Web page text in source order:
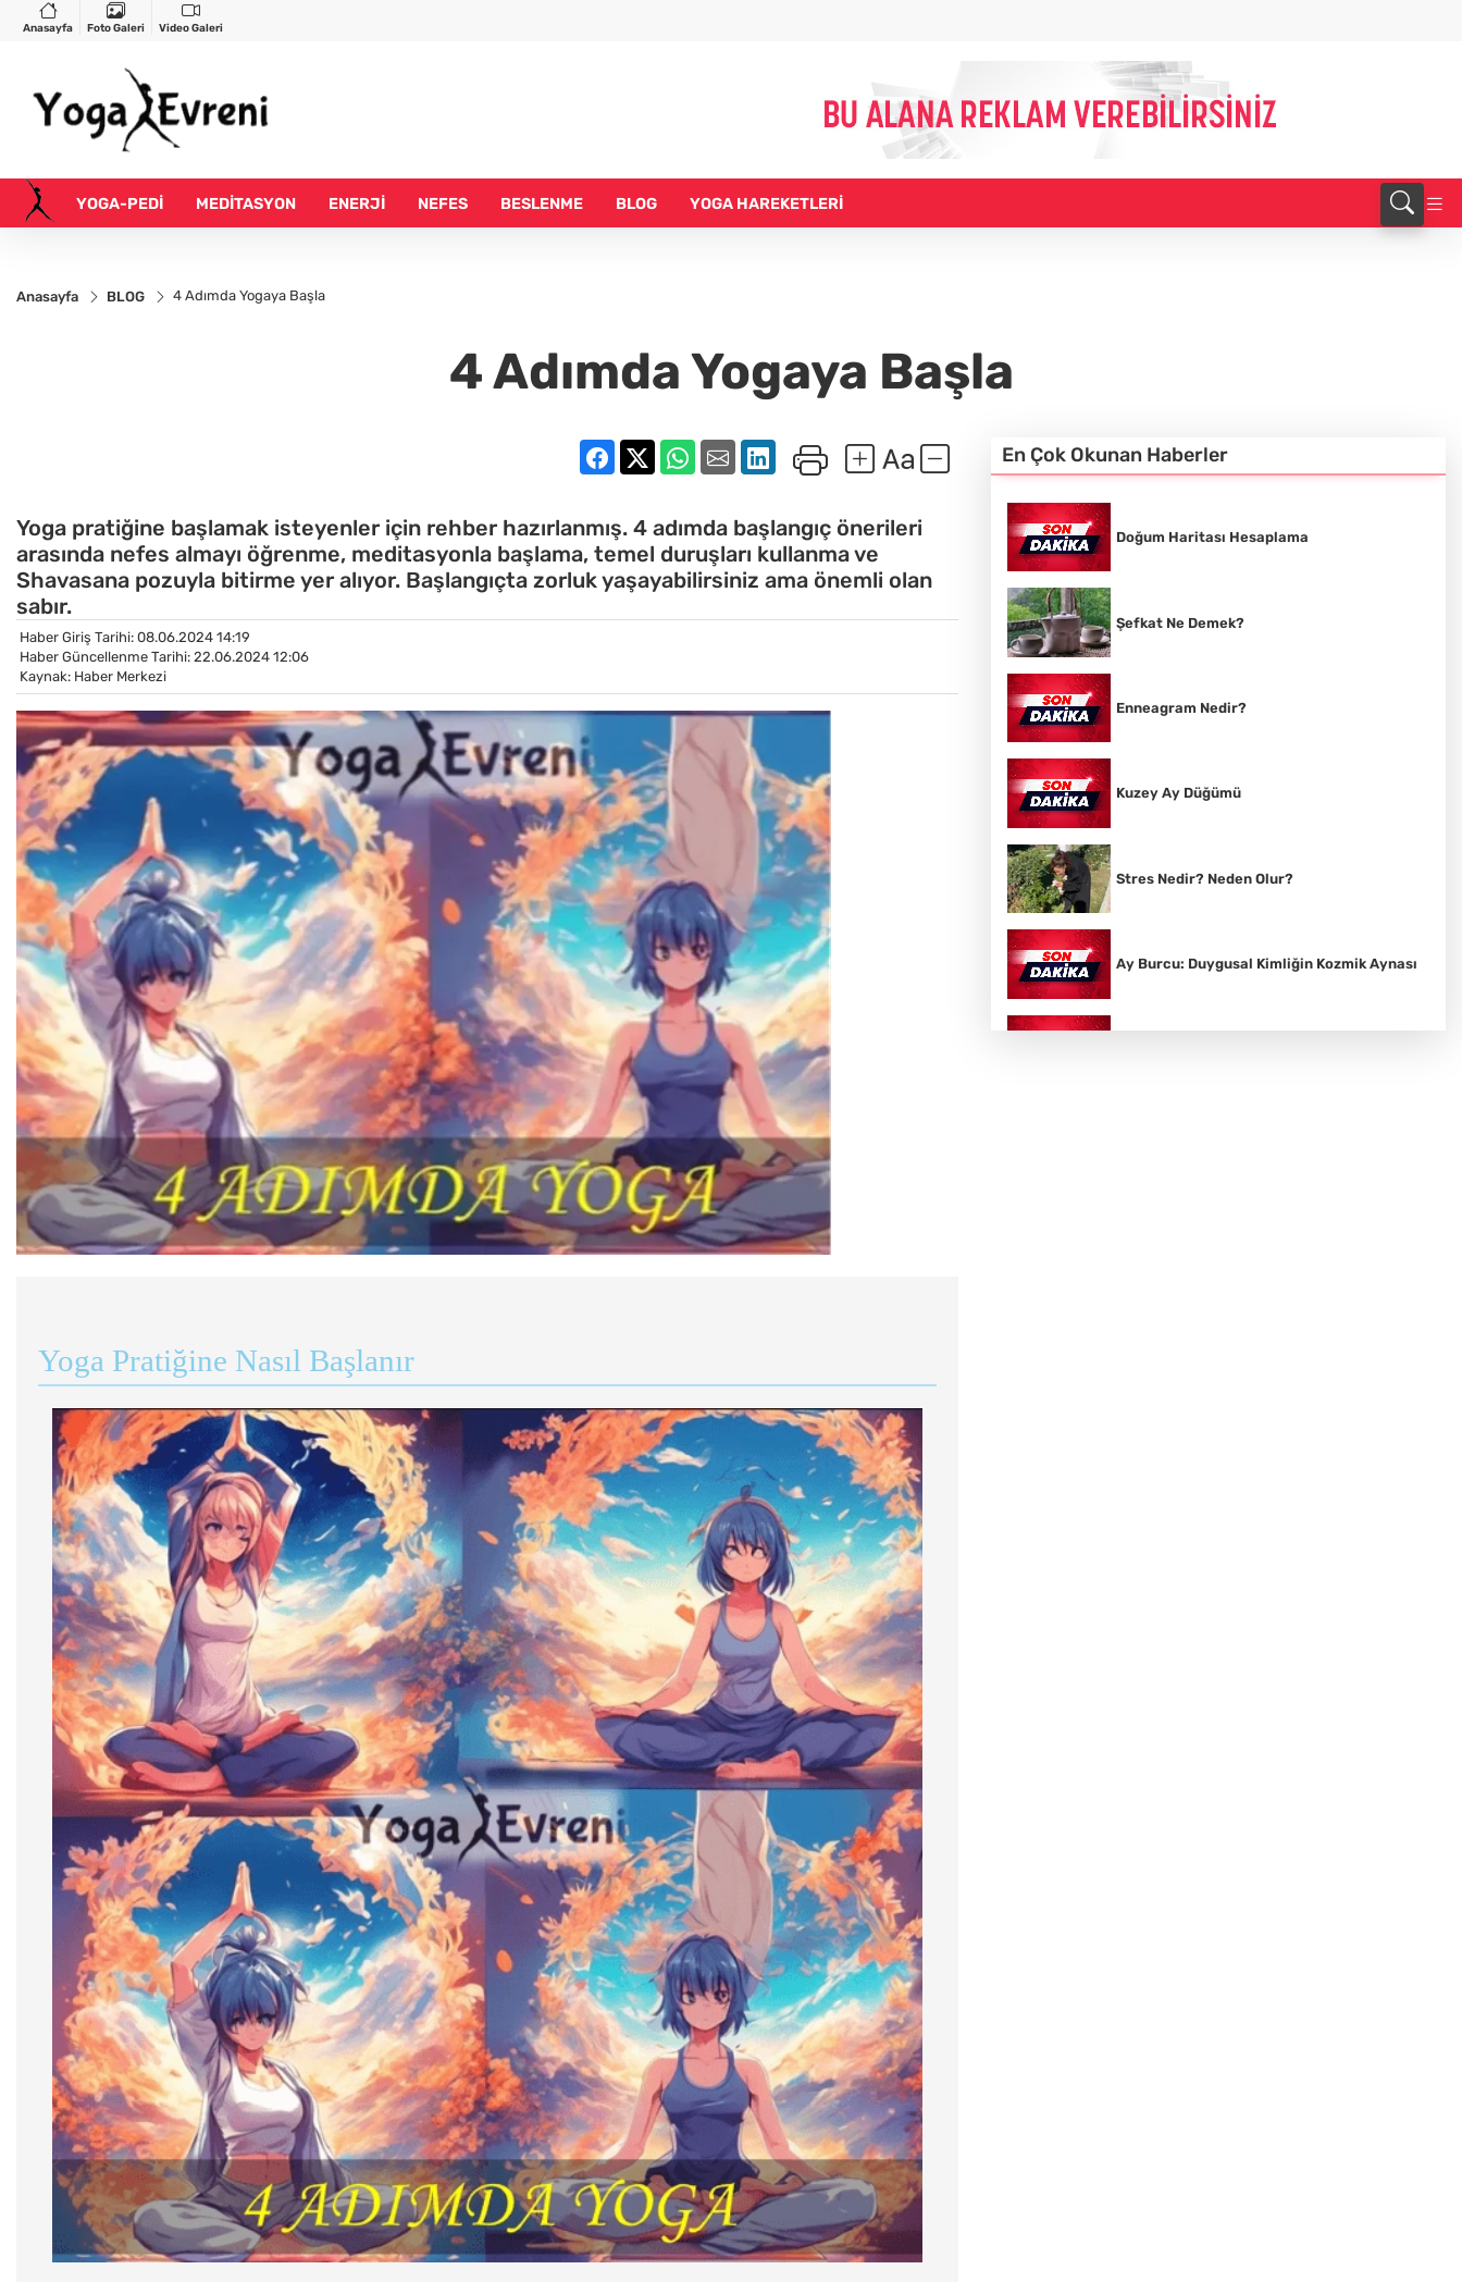
Anasayfa Foto Galeri Video Galeri
YOGA-PEDİ MEDİTASYON ENERJİ NEFES BESLENME BLOG YOGA HAREKETLERİ
Anasayfa BLOG 4 Adımda Yogaya Başla
4 Adımda Yogaya Başla
Yoga pratiğine başlamak isteyenler için rehber hazırlanmış. 4 adımda başlangıç önerileri
arasında nefes almayı öğrenme, meditasyonla başlama, temel duruşları kullanma ve
Shavasana pozuyla bitirme yer alıyor. Başlangıçta zorluk yaşayabilirsiniz ama önemli olan
sabır.
Haber Giriş Tarihi: 08.06.2024 14:19
Haber Güncellenme Tarihi: 22.06.2024 12:06
Kaynak: Haber Merkezi
Yoga Pratiğine Nasıl Başlanır
En Çok Okunan Haberler
Doğum Haritası Hesaplama
Şefkat Ne Demek?
Enneagram Nedir?
Kuzey Ay Düğümü
Stres Nedir? Neden Olur?
Ay Burcu: Duygusal Kimliğin Kozmik Aynası